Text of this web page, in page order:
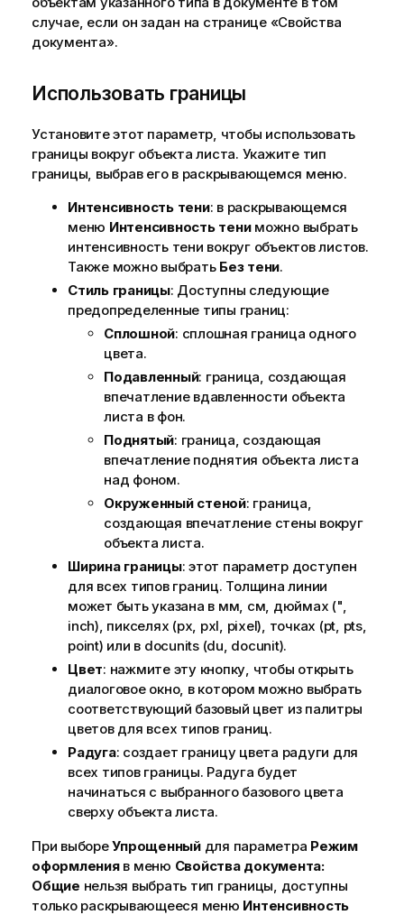
случае, если он задан на странице «Свойства
документа».
Использовать границы
Установите этот параметр, чтобы использовать
границы вокруг объекта листа. Укажите тип
границы, выбрав его в раскрывающемся меню.
Интенсивность тени: в раскрывающемся
меню Интенсивность тениможно выбрать
интенсивность тени вокруг объектов листов.
Также можно выбрать Без тени.
Стиль границы: Доступны следующие
предопределенные типы границ:
Сплошной: сплошная граница одного
цвета.
Подавленный: граница, создающая
впечатление вдавленности объекта
листа в фон.
Поднятый: граница, создающая
впечатление поднятия объекта листа
над фоном.
Окруженный стеной: граница,
создающая впечатление стены вокруг
объекта листа.
Ширина границы: этот параметр доступен
для всех типов границ. Толщина линии
может быть указана в мм, см, дюймах (",
inch), пикселях (px, pxl, pixel), точках (pt, pts,
point) или в docunits (du, docunit).
Цвет: нажмите эту кнопку, чтобы открыть
диалоговое окно, в котором можно выбрать
соответствующий базовый цвет из палитры
цветов для всех типов границ.
Радуга: создает границу цвета радуги для
всех типов границы. Радуга будет
начинаться с выбранного базового цвета
сверху объекта листа.
При выбореУпрощенныйдля параметра Режим
оформленияв меню Свойства документа:
Общие нельзя выбрать тип границы, доступны
только раскрывающееся меню Интенсивность